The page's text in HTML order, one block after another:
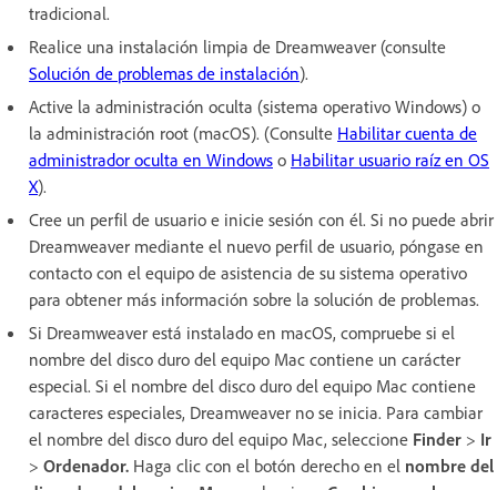
tradicional.
Realice una instalación limpia de Dreamweaver (consulte
Solución de problemas de instalación).
Active la administración oculta (sistema operativo Windows) o
la administración root (macOS). (Consulte Habilitar cuenta de
administrador oculta en Windows o Habilitar usuario raíz en OS
X).
Cree un perfil de usuario e inicie sesión con él. Si no puede abrir
Dreamweaver mediante el nuevo perfil de usuario, póngase en
contacto con el equipo de asistencia de su sistema operativo
para obtener más información sobre la solución de problemas.
Si Dreamweaver está instalado en macOS, compruebe si el
nombre del disco duro del equipo Mac contiene un carácter
especial. Si el nombre del disco duro del equipo Mac contiene
caracteres especiales, Dreamweaver no se inicia. Para cambiar
el nombre del disco duro del equipo Mac, seleccione Finder > Ir
> Ordenador. Haga clic con el botón derecho en el nombre del